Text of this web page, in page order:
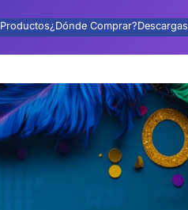
Productos¿Dónde Comprar?Descargas